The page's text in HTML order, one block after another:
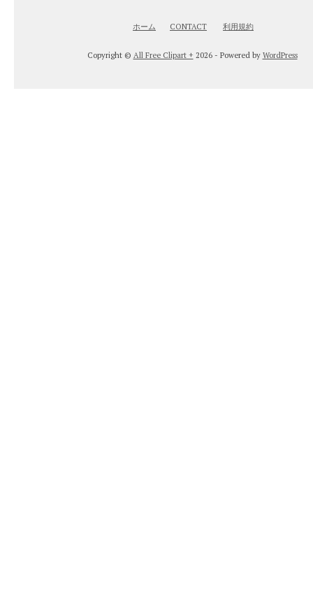
ホーム CONTACT 利用規約
Copyright © All Free Clipart + 2026 - Powered by WordPress